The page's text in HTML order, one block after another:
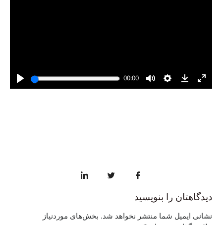
دیدگاهتان را بنویسید
نشانی ایمیل شما منتشر نخواهد شد. بخش‌های موردنیاز